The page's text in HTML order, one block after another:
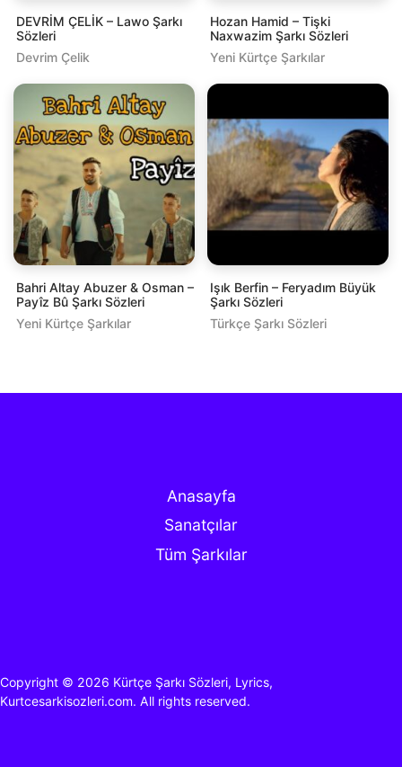
DEVRİM ÇELİK – Lawo Şarkı
Sözleri
Devrim Çelik
Hozan Hamid – Tişki
Naxwazim Şarkı Sözleri
Yeni Kürtçe Şarkılar
Bahri Altay Abuzer & Osman –
Payîz Bû Şarkı Sözleri
Yeni Kürtçe Şarkılar
Işık Berfin – Feryadım Büyük
Şarkı Sözleri
Türkçe Şarkı Sözleri
Anasayfa
Sanatçılar
Tüm Şarkılar
Copyright © 2026 Kürtçe Şarkı Sözleri, Lyrics,
Kurtcesarkisozleri.com. All rights reserved.